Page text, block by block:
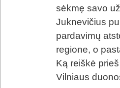
sėkmę savo
Juknevičius
pardavimų
regione, o
Ką reiškė
Vilniaus